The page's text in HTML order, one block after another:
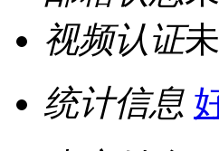
视频认证
统计信息